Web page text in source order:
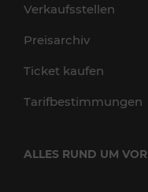
Verkaufsstellen
Preisarchiv
Ticket kaufen
Tarifbestimmungen
ALLES RUND UM VOR